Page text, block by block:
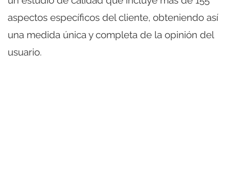
aspectos específicos del cliente, obteniendo así
una medida única y completa de la opinión del
usuario.